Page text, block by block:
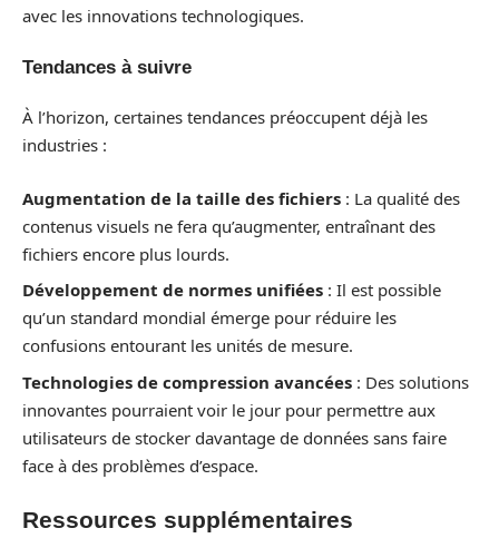
avec les innovations technologiques.
Tendances à suivre
À l’horizon, certaines tendances préoccupent déjà les
industries :
Augmentation de la taille des fichiers : La qualité des
contenus visuels ne fera qu’augmenter, entraînant des
fichiers encore plus lourds.
Développement de normes unifiées : Il est possible
qu’un standard mondial émerge pour réduire les
confusions entourant les unités de mesure.
Technologies de compression avancées : Des solutions
innovantes pourraient voir le jour pour permettre aux
utilisateurs de stocker davantage de données sans faire
face à des problèmes d’espace.
Ressources supplémentaires